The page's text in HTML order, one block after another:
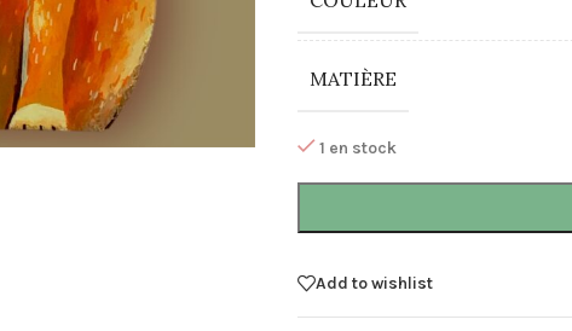
MATIÈRE
1 en stock
Add to wishlist